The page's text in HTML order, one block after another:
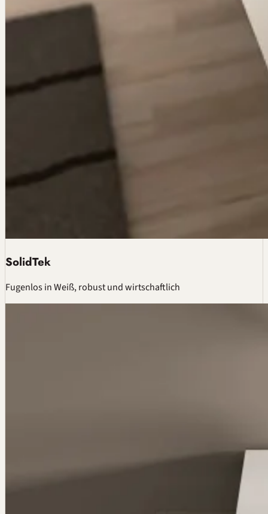
SolidTek
Fugenlos in Weiß, robust und wirtschaftlich